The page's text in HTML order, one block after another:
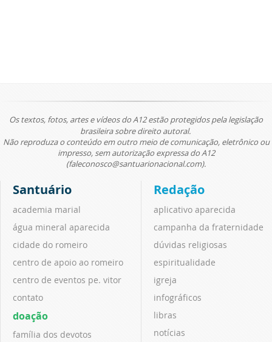
Os textos, fotos, artes e vídeos do A12 estão protegidos pela legislação
brasileira sobre direito autoral.
Não reproduza o conteúdo em outro meio de comunicação, eletrônico ou
impresso, sem autorização expressa do A12
(faleconosco@santuarionacional.com).
Santuário
academia marial
água mineral aparecida
cidade do romeiro
centro de apoio ao romeiro
centro de eventos pe. vitor
contato
doação
família dos devotos
Redação
aplicativo aparecida
campanha da fraternidade
dúvidas religiosas
espiritualidade
igreja
infográficos
libras
notícias